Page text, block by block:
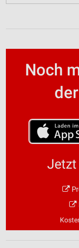
Noch
Jetzt